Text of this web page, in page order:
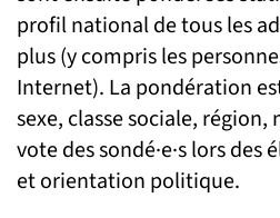
profil national de tous les
plus (y compris les
Internet). La pondération
sexe, classe sociale, région,
vote des sondé·e·s lors
et orientation politique.